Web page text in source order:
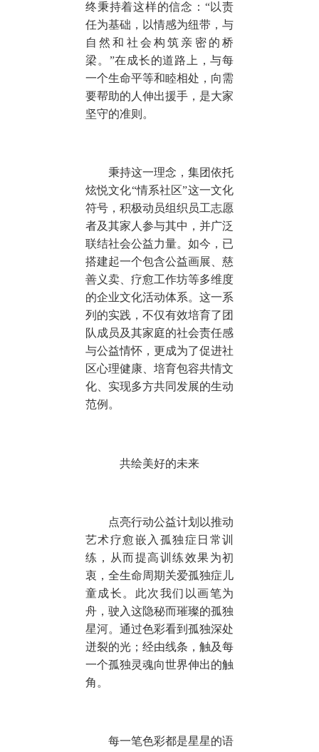
终秉持着这样的信念：“以责
任为基础，以情感为纽带，与
自然和社会构筑亲密的桥
梁。”在成长的道路上，与每
一个生命平等和睦相处，向需
要帮助的人伸出援手，是大家
坚守的准则。
秉持这一理念，集团依托
炫悦文化“情系社区”这一文化
符号，积极动员组织员工志愿
者及其家人参与其中，并广泛
联结社会公益力量。如今，已
搭建起一个包含公益画展、慈
善义卖、疗愈工作坊等多维度
的企业文化活动体系。这一系
列的实践，不仅有效培育了团
队成员及其家庭的社会责任感
与公益情怀，更成为了促进社
区心理健康、培育包容共情文
化、实现多方共同发展的生动
范例。
共绘美好的未来
点亮行动公益计划以推动
艺术疗愈嵌入孤独症日常训
练，从而提高训练效果为初
衷，全生命周期关爱孤独症儿
童成长。此次我们以画笔为
舟，驶入这隐秘而璀璨的孤独
星河。通过色彩看到孤独深处
迸裂的光；经由线条，触及每
一个孤独灵魂向世界伸出的触
角。
每一笔色彩都是星星的语